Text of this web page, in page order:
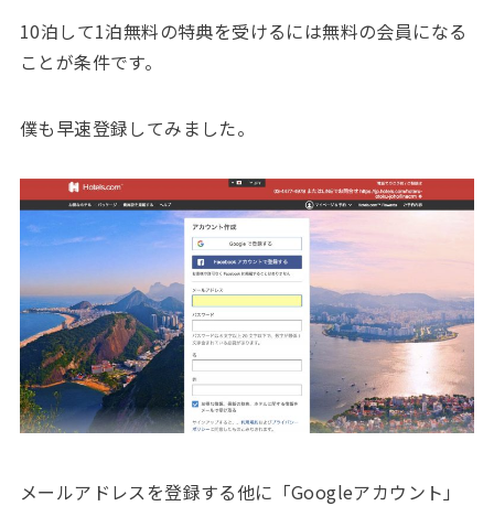
10泊して1泊無料の特典を受けるには無料の会員になる
ことが条件です。
僕も早速登録してみました。
メールアドレスを登録する他に「Googleアカウント」